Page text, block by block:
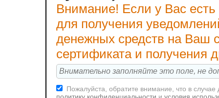
Внимание! Если у Вас
для получения
денежных средств на Ваш
сертификата и получения
Пожалуйста, обратите внимание, что в